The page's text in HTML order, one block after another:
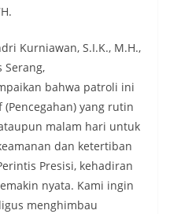
Kurniawan, S.I.K., M.H.,
Serang,
bahwa patroli ini
yang rutin
malam hari untuk
dan ketertiban
Presisi, kehadiran
nyata. Kami ingin
menghimbau